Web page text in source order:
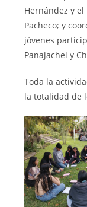
Hernández y
Pacheco; y
jóvenes
Panajachel y
Toda la
la totalidad de